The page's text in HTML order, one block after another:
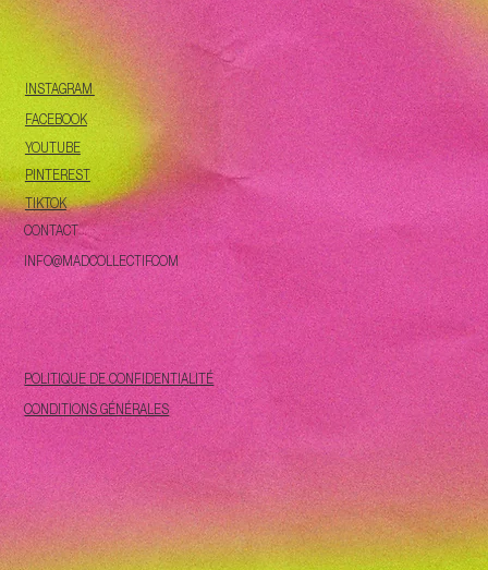
INSTAGRAM
FACEBOOK
YOUTUBE
PINTEREST
TIKTOK
CONTACT
INFO@MADCOLLECTIF.COM
POLITIQUE DE CONFIDENTIALITÉ
CONDITIONS GÉNÉRALES